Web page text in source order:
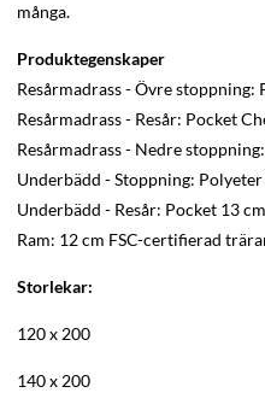
många.
Produktegenskaper
Resårmadrass - Övre stoppning:
Resårmadrass - Resår: Pocket
Resårmadrass - Nedre
Underbädd - Stoppning:
Underbädd - Resår: Pocket 13 cm
Ram: 12 cm FSC-certifierad
Storlekar:
120 x 200
140 x 200